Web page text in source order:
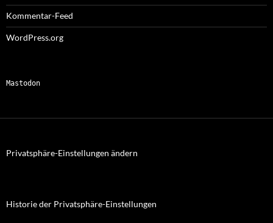
Kommentar-Feed
WordPress.org
Mastodon
Privatsphäre-Einstellungen ändern
Historie der Privatsphäre-Einstellungen